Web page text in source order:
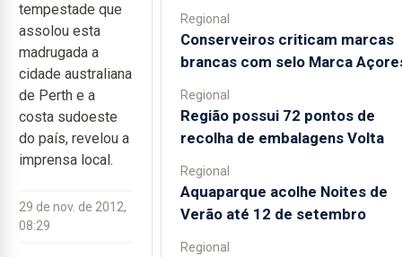
tempestade que
assolou esta
madrugada a
cidade australiana
de Perth e a
costa sudoeste
do país, revelou a
imprensa local.
29 de nov. de 2012,
08:29
Regional
Conserveiros criticam marcas
brancas com selo Marca
Regional
Região possui 72 pontos de
recolha de embalagens Volta
Regional
Aquaparque acolhe Noites de
Verão até 12 de setembro
Regional